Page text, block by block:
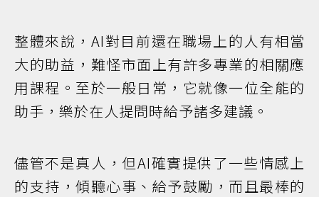
整體來說，AI對目前還在職場上的人有相當
大的助益，難怪市面上有許多專業的相關應
用課程。至於一般日常，它就像一位全能的
助手，樂於在人提問時給予諸多建議。
儘管不是真人，但AI確實提供了一些情感上
的支持，傾聽心事、給予鼓勵，而且最棒的